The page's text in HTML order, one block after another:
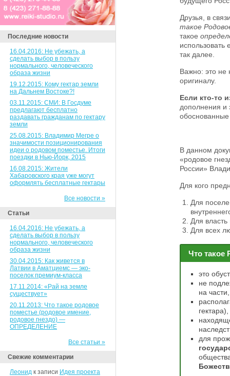
Последние новости
16.04.2016: Не убежать, а
сделать выбор в пользу
нормального, человеческого
образа жизни
19.12.2015: Кому гектар земли
на Дальнем Востоке?!
03.11.2015: СМИ: В Госдуме
предлагают бесплатно
раздавать гражданам по гектару
земли
25.08.2015: Владимир Мегре о
значимости позиционирования
идеи о родовом поместье. Итоги
поездки в Нью-Йорк, 2015
16.08.2015: Жители
Хабаровского края уже могут
оформлять бесплатные гектары
Все новости »
Статьи
16.04.2016: Не убежать, а
сделать выбор в пользу
нормального, человеческого
образа жизни
30.04.2015: Как живется в
Латвии в Аматциемс — эко-
поселок премиум-класса
17.11.2014: «Рай на земле
существует»
20.11.2013: Что такое родовое
поместье (родовое имение,
родовое гнездо) —
ОПРЕДЕЛЕНИЕ
Все статьи »
Свежие комментарии
Леонид к записи Идея проекта
Друзья, в
такое
такое
использовать
так далее.
Важно: это не
оригиналу.
Если кто-то
дополнения
В данном
«родовое
России»
Для кого
Для
Для власть
Для всех
Что такое
это
не
на части,
гектара),
для